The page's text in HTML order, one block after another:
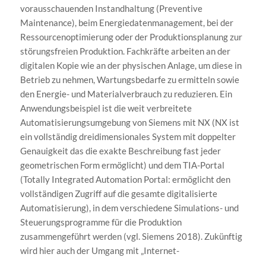
vorausschauenden Instandhaltung (Preventive
Maintenance), beim Energiedatenmanagement, bei der
Ressourcenoptimierung oder der Produktionsplanung zur
störungsfreien Produktion. Fachkräfte arbeiten an der
digitalen Kopie wie an der physischen Anlage, um diese in
Betrieb zu nehmen, Wartungsbedarfe zu ermitteln sowie
den Energie- und Materialverbrauch zu reduzieren. Ein
Anwendungsbeispiel ist die weit verbreitete
Automatisierungsumgebung von Siemens mit NX (NX ist
ein vollständig dreidimensionales System mit doppelter
Genauigkeit das die exakte Beschreibung fast jeder
geometrischen Form ermöglicht) und dem TIA-Portal
(Totally Integrated Automation Portal: ermöglicht den
vollständigen Zugriff auf die gesamte digitalisierte
Automatisierung), in dem verschiedene Simulations- und
Steuerungsprogramme für die Produktion
zusammengeführt werden (vgl. Siemens 2018). Zukünftig
wird hier auch der Umgang mit „Internet-